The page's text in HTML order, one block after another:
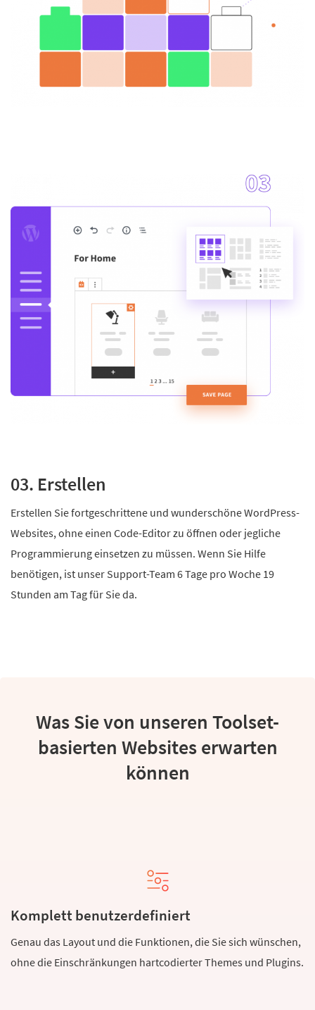
03. Erstellen
Erstellen Sie fortgeschrittene und wunderschöne WordPress-
Websites, ohne einen Code-Editor zu öffnen oder jegliche
Programmierung einsetzen zu müssen. Wenn Sie Hilfe
benötigen, ist unser Support-Team 6 Tage pro Woche 19
Stunden am Tag für Sie da.
Was Sie von unseren Toolset-
basierten Websites erwarten
können
Komplett benutzerdefiniert
Genau das Layout und die Funktionen, die Sie sich wünschen,
ohne die Einschränkungen hartcodierter Themes und Plugins.